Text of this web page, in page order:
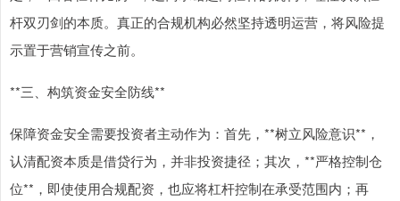
杆双刃剑的本质。真正的合规机构必然坚持透明运营，将风险提
示置于营销宣传之前。
**三、构筑资金安全防线**
保障资金安全需要投资者主动作为：首先，**树立风险意识**，
认清配资本质是借贷行为，并非投资捷径；其次，**严格控制仓
位**，即使使用合规配资，也应将杠杆控制在承受范围内；再